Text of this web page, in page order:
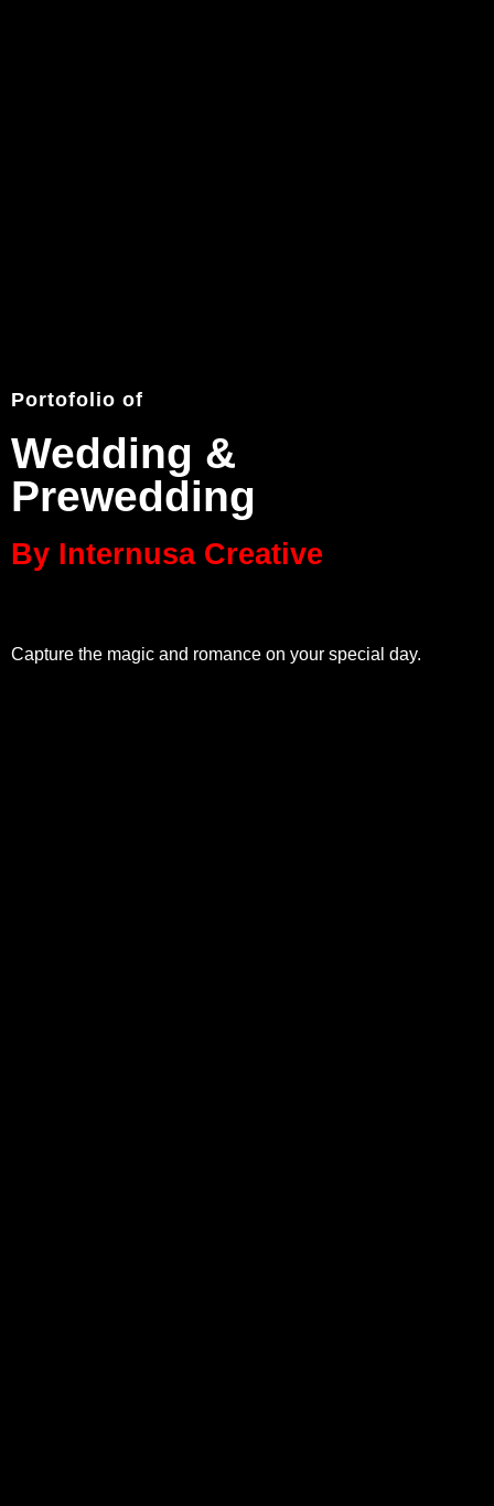
Portofolio of
Wedding &
Prewedding
By Internusa Creative
Capture the magic and romance on your special day.